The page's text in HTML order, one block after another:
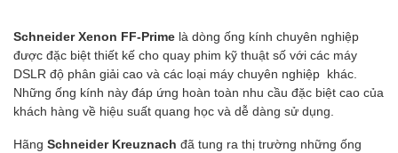
Schneider Xenon FF-Prime là dòng ống kính chuyên nghiệp
được đặc biệt thiết kế cho quay phim kỹ thuật số với các máy
DSLR độ phân giải cao và các loại máy chuyên nghiệp khác.
Những ống kính này đáp ứng hoàn toàn nhu cầu đặc biệt cao của
khách hàng về hiệu suất quang học và dễ dàng sử dụng.
Hãng Schneider Kreuznach đã tung ra thị trường những ống